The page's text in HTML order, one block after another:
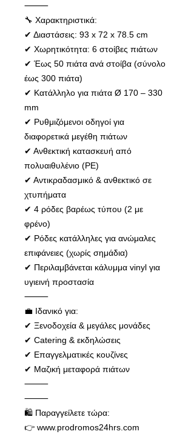
⸻
🔧 Χαρακτηριστικά:
✔ Διαστάσεις: 93 x 72 x 78.5 cm
✔ Χωρητικότητα: 6 στοίβες πιάτων
✔ Έως 50 πιάτα ανά στοίβα (σύνολο
έως 300 πιάτα)
✔ Κατάλληλο για πιάτα Ø 170 – 330
mm
✔ Ρυθμιζόμενοι οδηγοί για
διαφορετικά μεγέθη πιάτων
✔ Ανθεκτική κατασκευή από
πολυαιθυλένιο (PE)
✔ Αντικραδασμικό & ανθεκτικό σε
χτυπήματα
✔ 4 ρόδες βαρέως τύπου (2 με
φρένο)
✔ Ρόδες κατάλληλες για ανώμαλες
επιφάνειες (χωρίς σημάδια)
✔ Περιλαμβάνεται κάλυμμα vinyl για
υγιεινή προστασία
⸻
💼 Ιδανικό για:
✔ Ξενοδοχεία & μεγάλες μονάδες
✔ Catering & εκδηλώσεις
✔ Επαγγελματικές κουζίνες
✔ Μαζική μεταφορά πιάτων
⸻
⸻
🛍️ Παραγγείλετε τώρα:
👉 www.prodromos24hrs.com